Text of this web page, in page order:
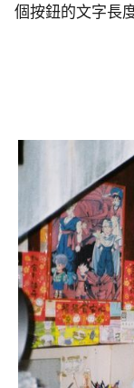
個按鈕的文字長